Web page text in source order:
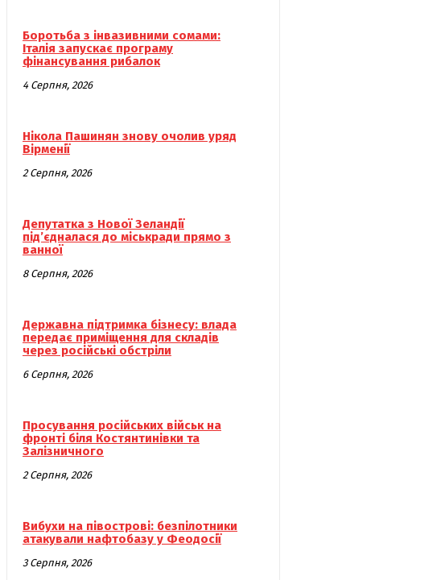
Боротьба з інвазивними сомами:
Італія запускає програму
фінансування рибалок
4 Серпня, 2026
Нікола Пашинян знову очолив уряд
Вірменії
2 Серпня, 2026
Депутатка з Нової Зеландії
під’єдналася до міськради прямо з
ванної
8 Серпня, 2026
Державна підтримка бізнесу: влада
передає приміщення для складів
через російські обстріли
6 Серпня, 2026
Просування російських військ на
фронті біля Костянтинівки та
Залізничного
2 Серпня, 2026
Вибухи на півострові: безпілотники
атакували нафтобазу у Феодосії
3 Серпня, 2026